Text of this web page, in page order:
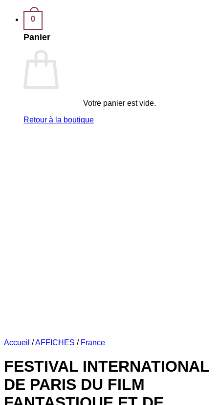
0
Panier
Votre panier est vide.
Retour à la boutique
Accueil /AFFICHES / France
FESTIVAL INTERNATIONAL
DE PARIS DU FILM